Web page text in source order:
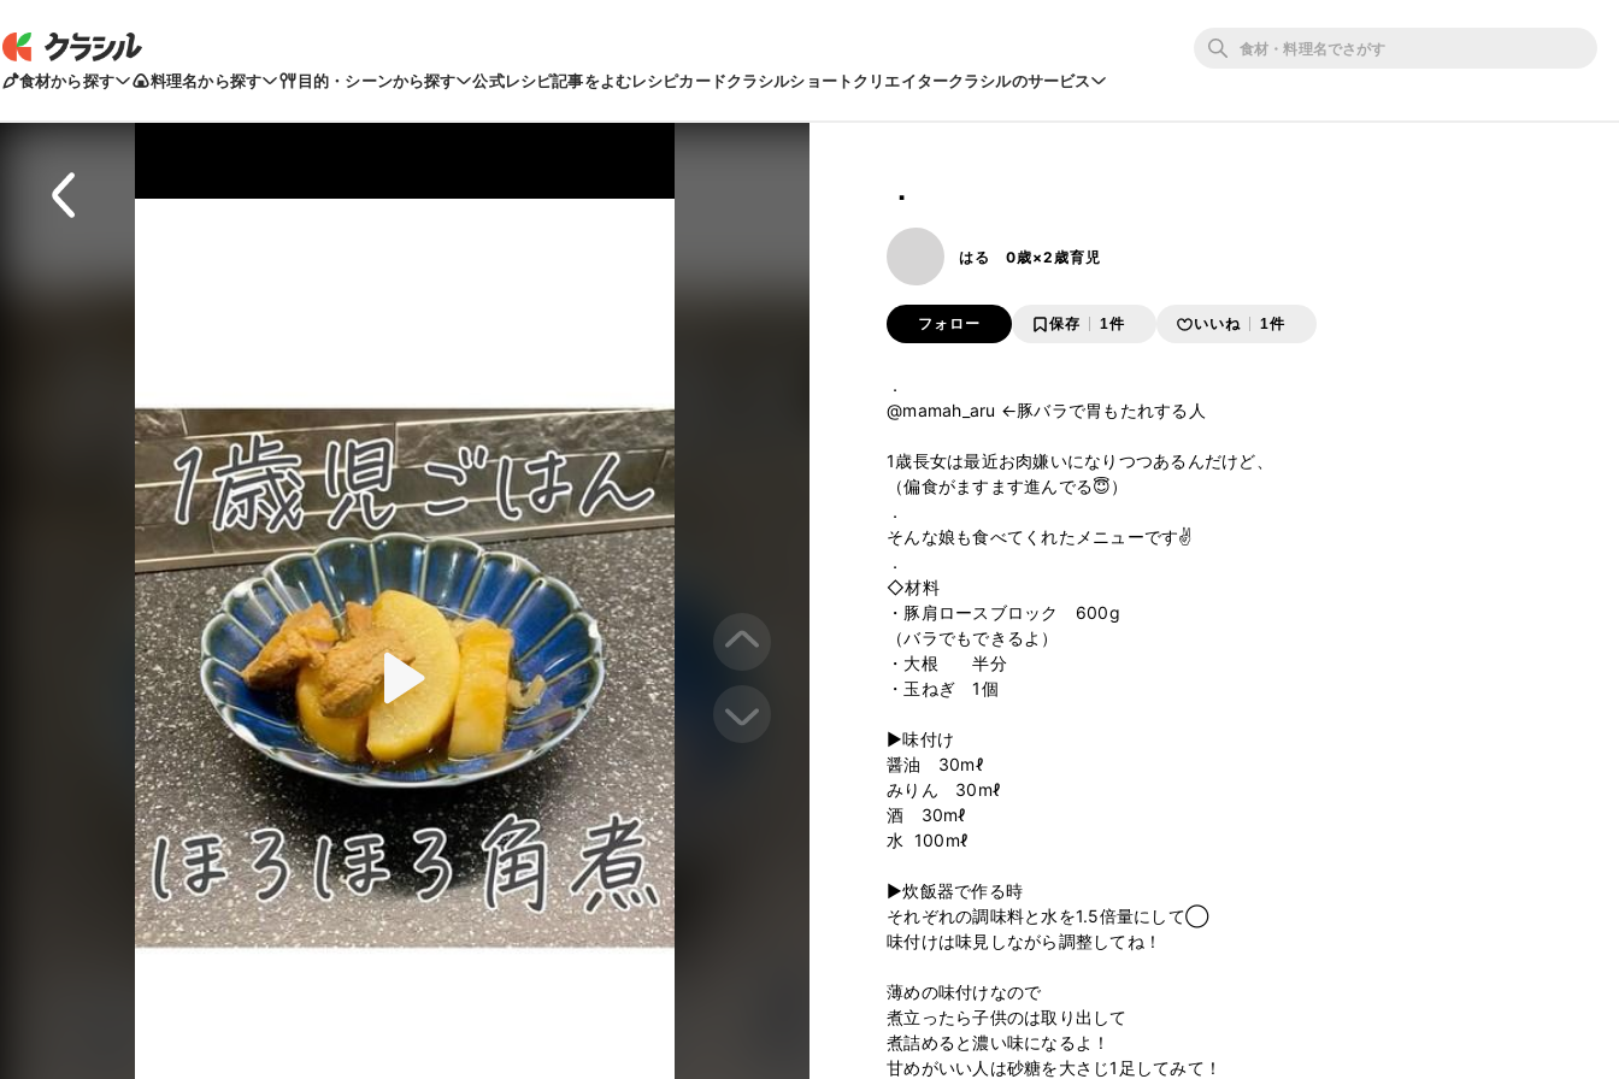
食材から探す 料理名から探す 目的・シーンから探す 公式レシピ記事をよむレシピカードクラシルショートクリエイタークラシルのサービス
．
はる 0歳×2歳育児
フォロー 保存 1件 いいね 1件
．
@mamah_aru ←豚バラで胃もたれする人
1歳長女は最近お肉嫌いになりつつあるんだけど、
（偏食がますます進んでる😇）
．
そんな娘も食べてくれたメニューです✌️
．
◇材料
・豚肩ロースブロック　600g
（バラでもできるよ）
・大根　　半分
・玉ねぎ　1個
▶︎味付け
醤油　30mℓ
みりん　30mℓ
酒　30mℓ
水  100mℓ
▶︎炊飯器で作る時
それぞれの調味料と水を1.5倍量にして◯
味付けは味見しながら調整してね！
薄めの味付けなので
煮立ったら子供のは取り出して
煮詰めると濃い味になるよ！
甘めがいい人は砂糖を大さじ1足してみて！